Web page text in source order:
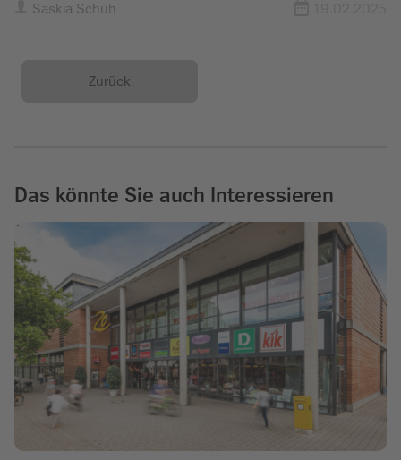
Saskia Schuh
Zurück
Das könnte Sie auch Interessieren